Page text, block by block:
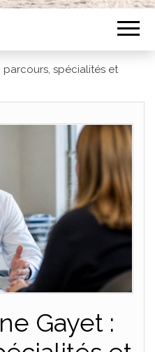
parcours, spécialités et
Gayet :